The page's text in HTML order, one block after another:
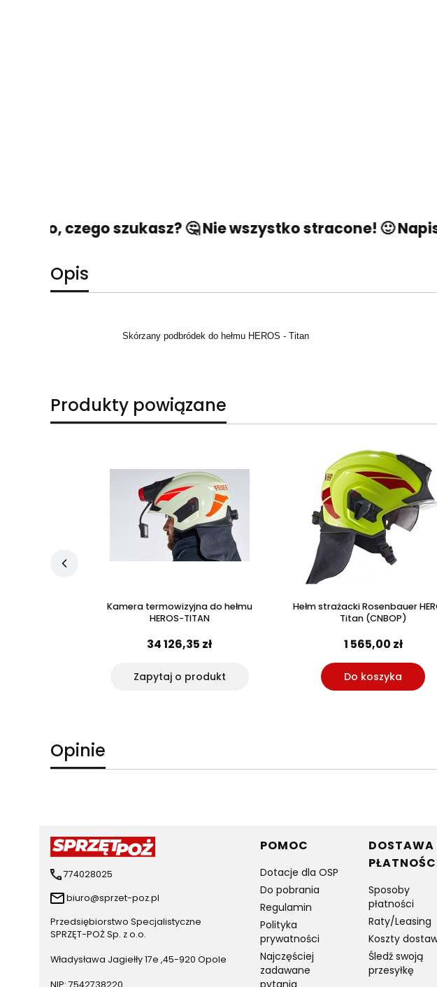
tego, czego szukasz? 🤔 Nie wszystko stracone! 🙂
Opis
Skórzany podbródek do hełmu HEROS - Titan
Produkty powiązane
Kamera termowizyjna do hełmu
HEROS-TITAN
34 126,35 zł
Zapytaj o produkt
Hełm strażacki Rosenbauer
Titan (CNBOP)
1 565,00 zł
Do koszyka
Opinie
774028025
biuro@sprzet-poz.pl
Przedsiębiorstwo Specjalistyczne
SPRZĘT-POŻ Sp. z o.o.
Władysława Jagiełły 17e ,45-920 Opole
Linki w stopce
POMOC
Dotacje dla OSP
Do pobrania
Regulamin
Polityka
prywatności
Najczęściej
zadawane
DOSTAWA
Sposoby
płatności
Raty/Leasing
Koszty
Śledź swoją
przesyłkę